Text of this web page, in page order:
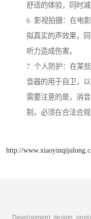
舒适的体验，同时
6. 影视拍摄：在电
拟真实的声效果，
听力造成伤害。
7. 个人防护：在某
音器的用于自卫，
需要注意的是，消
制，必须在合法合规
http://
Development, design,